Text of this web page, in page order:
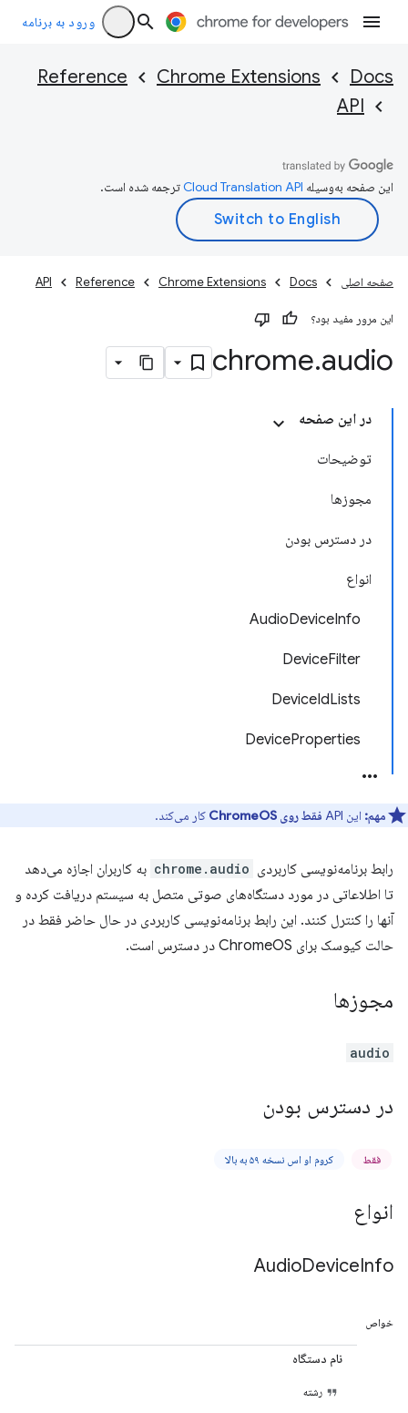
ورود به برنامه
Docs
Chrome Extensions
Reference
API
این صفحه به‌وسیله ترجمه شده است.
صفحه اصلی Docs
Chrome Extensions
Reference
API
این مرور مفید بود؟
chrome.audio
در این صفحه
توضیحات
مجوزها
در دسترس بودن
انواع
AudioDeviceInfo
DeviceFilter
DeviceIdLists
DeviceProperties
مهم: این API فقط روی ChromeOS کار می‌کند.
رابط برنامه‌نویسی کاربردی chrome.audio به کاربران اجازه می‌دهد
تا اطلاعاتی در مورد دستگاه‌های صوتی متصل به سیستم دریافت کرده و
آنها را کنترل کنند. این رابط برنامه‌نویسی کاربردی در حال حاضر فقط در
حالت کیوسک برای ChromeOS در دسترس است.
مجوزها
audio
در دسترس بودن
فقط کروم او اس نسخه ۵۹ به بالا
انواع
AudioDeviceInfo
خواص
نام دستگاه
رشته